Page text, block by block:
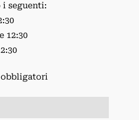
seguenti:
12:30